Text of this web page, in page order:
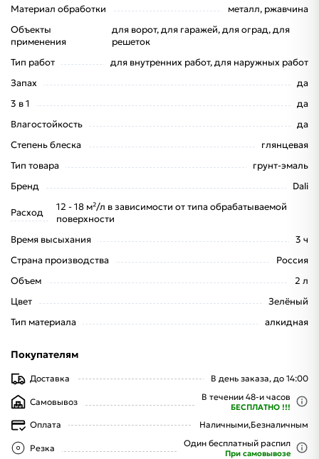
Материал обработки
металл, ржавчина
Объекты
применения
для ворот, для гаражей, для оград, для
решеток
Тип работ
для внутренних работ, для наружных работ
Запах
да
3 в 1
да
Влагостойкость
да
Степень блеска
глянцевая
Тип товара
грунт-эмаль
Бренд
Dali
Расход
12 - 18 м²/л в зависимости от типа обрабатываемой
поверхности
Время высыхания
3 ч
Страна производства
Россия
Объем
2 л
Цвет
Зелёный
Тип материала
алкидная
Покупателям
Доставка В день заказа, до 14:00
Самовывоз В течении 48-и часов
БЕСПЛАТНО !!!
Оплата Наличными,Безналичным
Резка Один бесплатный распил
При самовывозе